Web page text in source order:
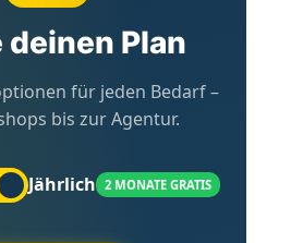
deinen Plan
für jeden Bedarf –
bis zur Agentur.
Jährlich 2 MONATE GRATIS